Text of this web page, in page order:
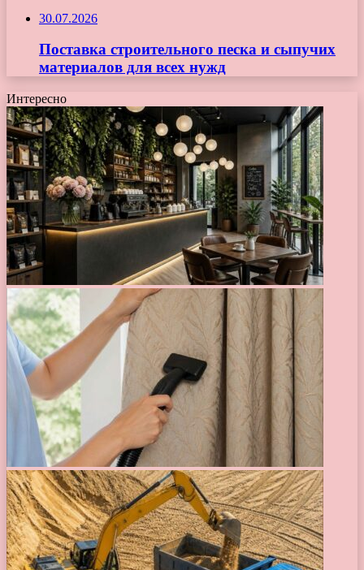
30.07.2026
Поставка строительного песка и сыпучих
материалов для всех нужд
Интересно